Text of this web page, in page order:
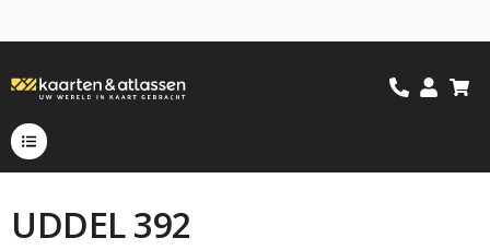
UDDEL 392